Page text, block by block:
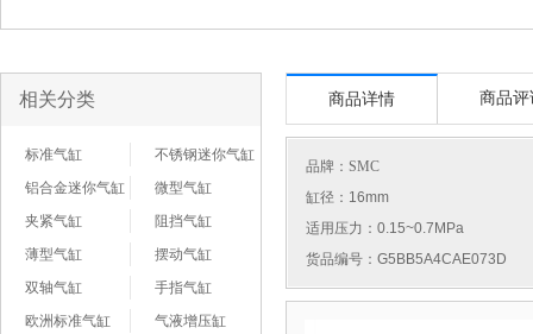
相关分类
标准气缸
不锈钢迷你气缸
铝合金迷你气缸
微型气缸
夹紧气缸
阻挡气缸
薄型气缸
摆动气缸
双轴气缸
手指气缸
欧洲标准气缸
气液增压缸
商品详情 商品评
品牌： SMC
缸径：16mm
适用压力：0.15~0.7MPa
货品编号：G5BB5A4CAE073D